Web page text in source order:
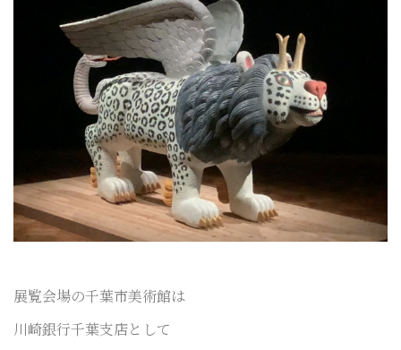
展覧会場の千葉市美術館は
川崎銀行千葉支店として